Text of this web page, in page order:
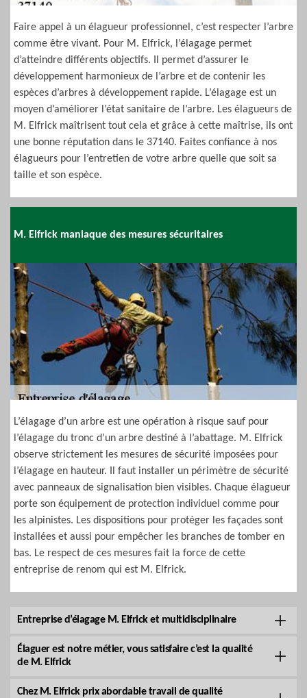
Faire appel à un élagueur professionnel, c’est respecter l’arbre
comme être vivant. Pour M. Elfrick, l’élagage permet
d’atteindre différents objectifs. Il permet d’assurer le
développement harmonieux de l’arbre et de contenir les
espèces d’arbres à développement rapide. L’élagage est un
moyen d’améliorer l’état sanitaire de l’arbre. Les élagueurs de
M. Elfrick maîtrisent tout cela et grâce à cette maîtrise, ils ont
une bonne réputation dans le 37140. Faites confiance à nos
élagueurs pour l’entretien de votre arbre quelle que soit sa
taille et son espèce.
M. Elfrick maniaque des mesures sécuritaires
L’élagage d’un arbre est une opération à risque sauf pour
l’élagage du tronc d’un arbre destiné à l’abattage. M. Elfrick
observe strictement les mesures de sécurité imposées pour
l’élagage en hauteur. Il faut installer un périmètre de sécurité
avec panneaux de signalisation bien visibles. Chaque élagueur
porte son équipement de protection individuel comme pour
les alpinistes. Les dispositions pour protéger les façades sont
installées et aussi pour empêcher les branches de tomber en
bas. Le respect de ces mesures fait la force de cette
entreprise de renom qui est M. Elfrick.
Entreprise d’élagage M. Elfrick et multidisciplinaire
Élaguer est notre métier, vous satisfaire c’est la qualité
de M. Elfrick
Chez M. Elfrick prix abordable travail de qualité